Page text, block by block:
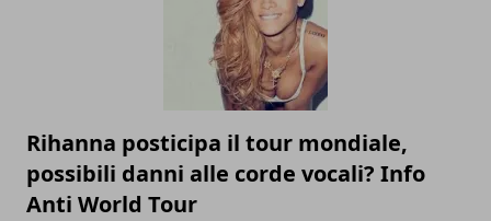
Rihanna posticipa il tour mondiale,
possibili danni alle corde vocali? Info
Anti World Tour